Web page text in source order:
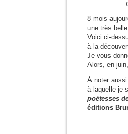
8 mois
une très
Voici ci-
à la
Je vous
Alors, en
À noter
à laquelle je
poétesses
éditions